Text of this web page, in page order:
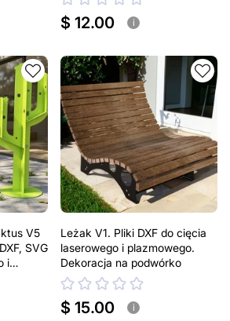
podwórko
$ 12.00 i
V5
SVG
i
na
Leżak V1. Pliki DXF do cięcia
laserowego i plazmowego.
Dekoracja na podwórko
$ 15.00 i